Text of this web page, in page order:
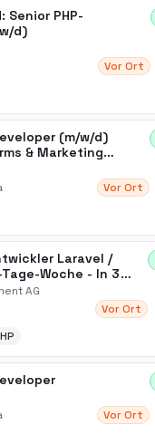
Senior PHP-
d)
Vor Ort
(m/w/d)
& Marketing
Vor Ort
Laravel /
Woche - In 3
bewerb
AG
Vor Ort
Vor Ort